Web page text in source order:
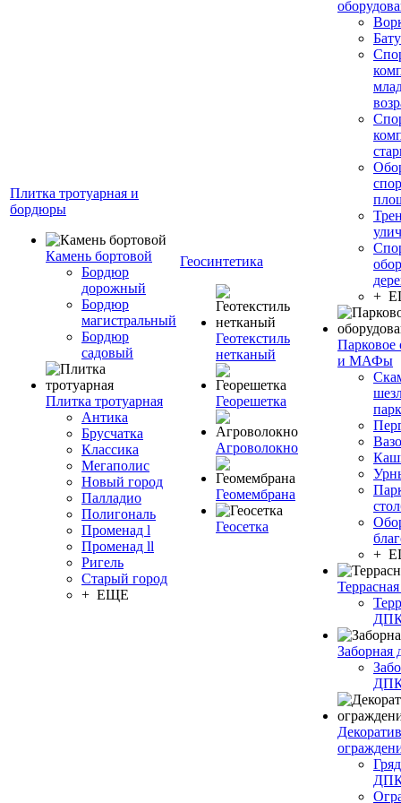
Плитка тротуарная и
бордюры
Камень бортовой
Бордюр
дорожный
Бордюр
магистральный
Бордюр
садовый
Плитка тротуарная
Антика
Брусчатка
Классика
Мегаполис
Новый город
Палладио
Полигональ
Променад l
Променад ll
Ригель
Старый город
+ ЕЩЕ
Геосинтетика
Геотекстиль
нетканый
Георешетка
Агроволокно
Геомембрана
Геосетка
+
Парковое
и МАФы
+
Заборная